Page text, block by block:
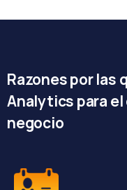
Razones por las
Analytics para
negocio